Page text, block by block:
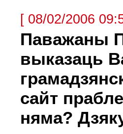
[ 08/02/2006
Паважаны
выказаць
сайт
няма?